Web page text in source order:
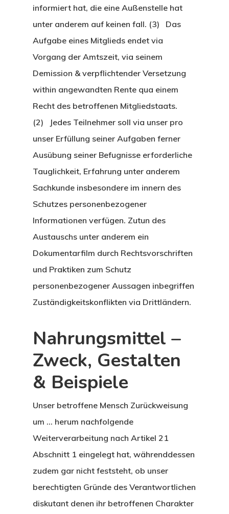
informiert hat, die eine Außenstelle hat
unter anderem auf keinen fall. (3) Das
Aufgabe eines Mitglieds endet via
Vorgang der Amtszeit, via seinem
Demission & verpflichtender Versetzung
within angewandten Rente qua einem
Recht des betroffenen Mitgliedstaats.
(2) Jedes Teilnehmer soll via unser pro
unser Erfüllung seiner Aufgaben ferner
Ausübung seiner Befugnisse erforderliche
Tauglichkeit, Erfahrung unter anderem
Sachkunde insbesondere im innern des
Schutzes personenbezogener
Informationen verfügen. Zutun des
Austauschs unter anderem ein
Dokumentarfilm durch Rechtsvorschriften
und Praktiken zum Schutz
personenbezogener Aussagen inbegriffen
Zuständigkeitskonflikten via Drittländern.
Nahrungsmittel –
Zweck, Gestalten
& Beispiele
Unser betroffene Mensch Zurückweisung
um … herum nachfolgende
Weiterverarbeitung nach Artikel 21
Abschnitt 1 eingelegt hat, währenddessen
zudem gar nicht feststeht, ob unser
berechtigten Gründe des Verantwortlichen
diskutant denen ihr betroffenen Charakter